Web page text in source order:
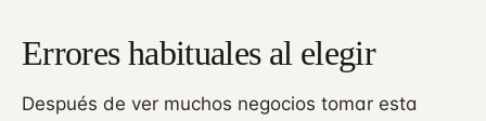
Errores habituales al elegir
Después de ver muchos negocios tomar esta